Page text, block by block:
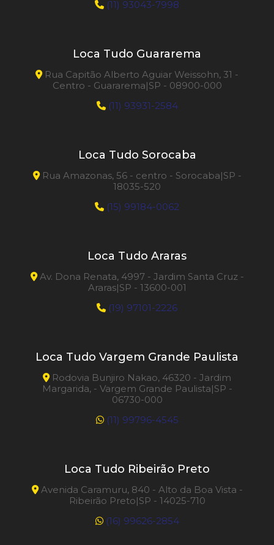
(11) 93043-7998
Loca Tudo Guararema
Rua Capitão Alberto Aguiar Weissohn, 31 -
Centro - Guararema|SP - 08900-000
(11) 93931-2584
Loca Tudo Sorocaba
Rua Amazonas, 56 - centro - Sorocaba|SP -
18035-520
(15) 99184-0062
Loca Tudo Araras
Av. Dona Renata, 4997 - Jardim Santa Cruz -
Araras|SP - 13600-001
(19) 97101-2226
Loca Tudo Vargem Grande Paulista
Rodovia Bunjiro Nakao, 46320 - Jardim
Margarida, - Vargem Grande Paulista|SP -
06730-000
(11) 99796-4545
Loca Tudo Ribeirão Preto
Avenida Caramuru, 840 - Alto da Boa Vista -
Ribeirão Preto|SP - 14025-710
(16) 99626-2854